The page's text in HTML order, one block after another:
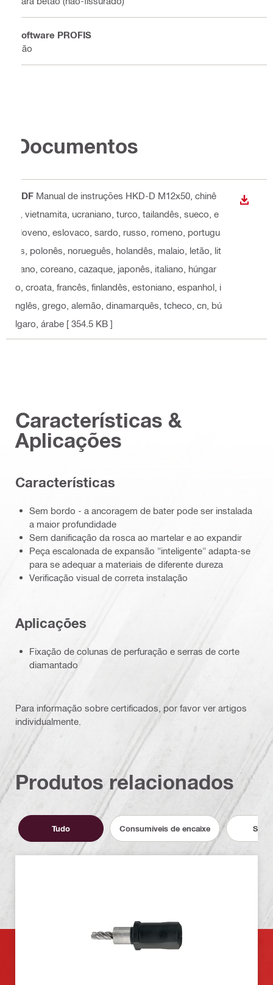
Software PROFIS
Não
Documentos
PDF Manual de instruções HKD-D M12x50 , chinê
s, vietnamita, ucraniano, turco, tailandês, sueco, e
sloveno, eslovaco, sardo, russo, romeno, portugu
ês, polonês, norueguês, holandês, malaio, letão, lit
uano, coreano, cazaque, japonês, italiano, húngar
o, croata, francês, finlandês, estoniano, espanhol, i
nglês, grego, alemão, dinamarquês, tcheco, cn, bú
lgaro, árabe [ 354.5 KB ]
Características &
Aplicações
Características
Sem bordo - a ancoragem de bater pode ser instalada
a maior profundidade
Sem danificação da rosca ao martelar e ao expandir
Peça escalonada de expansão "inteligente" adapta-se
para se adequar a materiais de diferente dureza
Verificação visual de correta instalação
Aplicações
Fixação de colunas de perfuração e serras de corte
diamantado
Para informação sobre certificados, por favor ver artigos
individualmente.
Produtos relacionados
Tudo Consumíveis de encaixe